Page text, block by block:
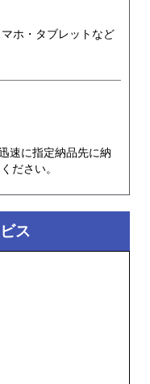
ホ・タブレットなど
速に指定納品先に納
ださい。
ス